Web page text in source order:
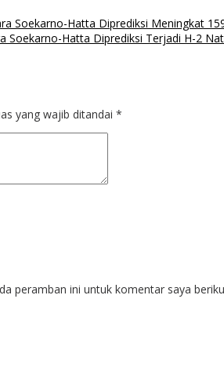
Soekarno-Hatta Diprediksi Meningkat
Soekarno-Hatta Diprediksi Terjadi H-2
yang wajib ditandai *
peramban ini untuk komentar saya